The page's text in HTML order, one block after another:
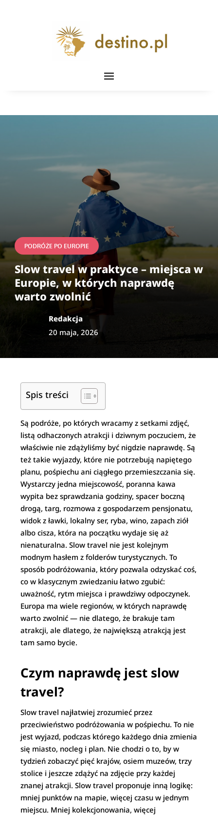
PODRÓŻE PO EUROPIE
Slow travel w praktyce – miejsca w
Europie, w których naprawdę
warto zwolnić
Redakcja
20 maja, 2026
Spis treści
Są podróże, po których wracamy z setkami zdjęć,
listą odhaczonych atrakcji i dziwnym poczuciem, że
właściwie nie zdążyliśmy być nigdzie naprawdę. Są
też takie wyjazdy, które nie potrzebują napiętego
planu, pośpiechu ani ciągłego przemieszczania się.
Wystarczy jedna miejscowość, poranna kawa
wypita bez sprawdzania godziny, spacer boczną
drogą, targ, rozmowa z gospodarzem pensjonatu,
widok z ławki, lokalny ser, ryba, wino, zapach ziół
albo cisza, która na początku wydaje się aż
nienaturalna. Slow travel nie jest kolejnym
modnym hasłem z folderów turystycznych. To
sposób podróżowania, który pozwala odzyskać coś,
co w klasycznym zwiedzaniu łatwo zgubić:
uważność, rytm miejsca i prawdziwy odpoczynek.
Europa ma wiele regionów, w których naprawdę
warto zwolnić — nie dlatego, że brakuje tam
atrakcji, ale dlatego, że największą atrakcją jest
tam samo bycie.
Czym naprawdę jest slow
travel?
Slow travel najłatwiej zrozumieć przez
przeciwieństwo podróżowania w pośpiechu. To nie
jest wyjazd, podczas którego każdego dnia zmienia
się miasto, nocleg i plan. Nie chodzi o to, by w
tydzień zobaczyć pięć krajów, osiem muzeów, trzy
stolice i jeszcze zdążyć na zdjęcie przy każdej
znanej atrakcji. Slow travel proponuje inną logikę:
mniej punktów na mapie, więcej czasu w jednym
miejscu. Mniej kolekcjonowania, więcej